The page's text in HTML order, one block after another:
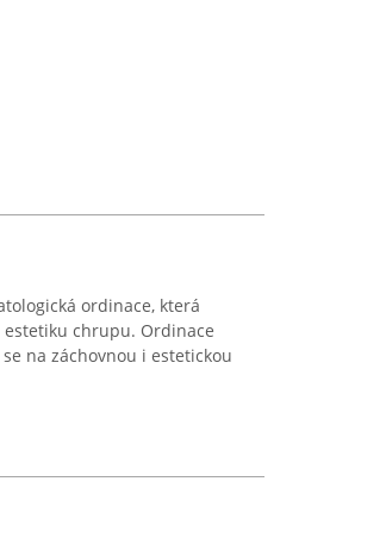
ordinace, která
chrupu. Ordinace
na záchovnou i estetickou